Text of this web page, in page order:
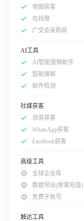
地图获客
在线搜
广交会采购商
AI工具
AI智能营销助手
智能搜邮
邮件检测
社媒获客
领英获客
WhatsApp获客
Facebook获客
高级工具
全球企业库
数据导出(按需充值)
免费子账号
触达工具